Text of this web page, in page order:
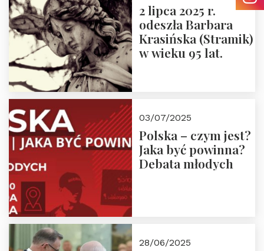
Ćwierćwiecza”
2 lipca 2025 r.
odeszła Barbara
Krasińska (Stramik)
w wieku 95 lat.
03/07/2025
Polska – czym jest?
Jaka być powinna?
Debata młodych
28/06/2025